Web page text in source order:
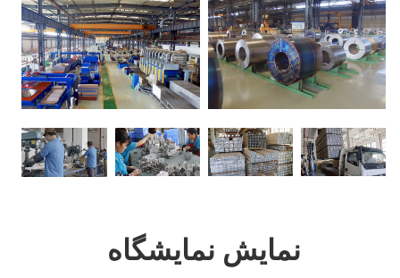
نمایش نمایشگاه